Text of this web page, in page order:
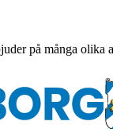
på många